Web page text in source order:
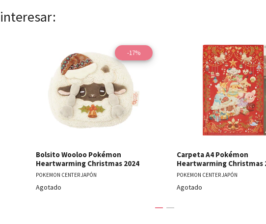
-17%
Ver detalles
Bolsito Wooloo Pokémon
Heartwarming Christmas 2024
POKEMON CENTER JAPÓN
Agotado
Ver
Carpeta A4 Pokémon
Heartwarming Christmas
POKEMON CENTER JAPÓN
Agotado